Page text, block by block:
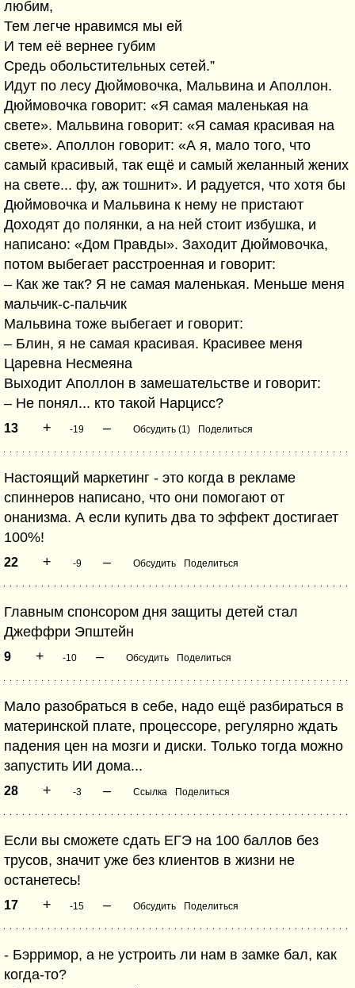
любим,
Тем легче нравимся мы ей
И тем её вернее губим
Средь обольстительных сетей.”
Идут по лесу Дюймовочка, Мальвина и Аполлон.
Дюймовочка говорит: «Я самая маленькая на
свете». Мальвина говорит: «Я самая красивая на
свете». Аполлон говорит: «А я, мало того, что
самый красивый, так ещё и самый желанный жених
на свете... фу, аж тошнит». И радуется, что хотя бы
Дюймовочка и Мальвина к нему не пристают
Доходят до полянки, а на ней стоит избушка, и
написано: «Дом Правды». Заходит Дюймовочка,
потом выбегает расстроенная и говорит:
– Как же так? Я не самая маленькая. Меньше меня
мальчик-с-пальчик
Мальвина тоже выбегает и говорит:
– Блин, я не самая красивая. Красивее меня
Царевна Несмеяна
Выходит Аполлон в замешательстве и говорит:
– Не понял... кто такой Нарцисс?
13 + -19 – Обсудить (1) Поделиться
Настоящий маркетинг - это когда в рекламе
спиннеров написано, что они помогают от
онанизма. А если купить два то эффект достигает
100%!
22 + -9 – Обсудить Поделиться
Главным спонсором дня защиты детей стал
Джеффри Эпштейн
9 + -10 – Обсудить Поделиться
Мало разобраться в себе, надо ещё разбираться в
материнской плате, процессоре, регулярно ждать
падения цен на мозги и диски. Только тогда можно
запустить ИИ дома...
28 + -3 – Ссылка Поделиться
Если вы сможете сдать ЕГЭ на 100 баллов без
трусов, значит уже без клиентов в жизни не
останетесь!
17 + -15 – Обсудить Поделиться
- Бэрримор, а не устроить ли нам в замке бал, как
когда-то?